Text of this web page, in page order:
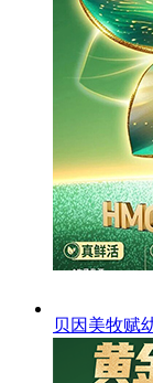
贝因美牧赋